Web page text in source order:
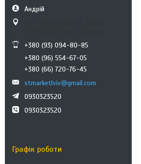
Андрій
+380 (93) 094-80-85
+380 (96) 554-67-05
+380 (66) 720-76-45
stmarketlviv@gmail.com
0930323520
0930323520
Графік роботи